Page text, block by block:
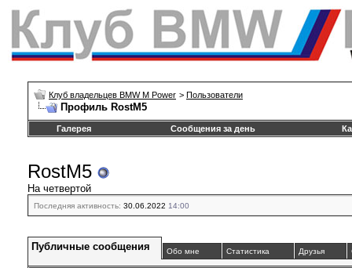
Клуб владельцев BMW M Power > Пользователи
Профиль RostM5
Галерея Сообщения за день
RostM5
На четвертой
Последняя активность: 30.06.2022 14:00
Публичные сообщения Обо мне Статистика Друзья